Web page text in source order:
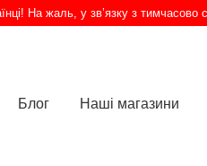
На жаль, у зв’язку з
Блог Наші магазини